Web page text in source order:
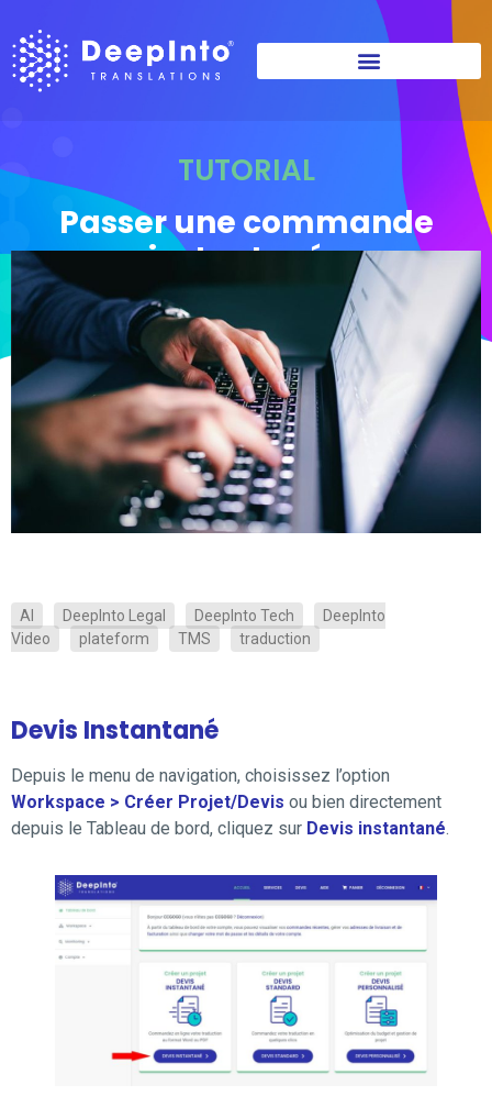
TUTORIAL
Passer une commande
instantanée
AI DeepInto Legal DeepInto Tech
DeepInto
Video
plateform TMS traduction
Devis Instantané
Depuis le menu de navigation, choisissez l’option
Workspace > Créer Projet/Devis ou bien directement
depuis le Tableau de bord, cliquez sur Devis instantané.